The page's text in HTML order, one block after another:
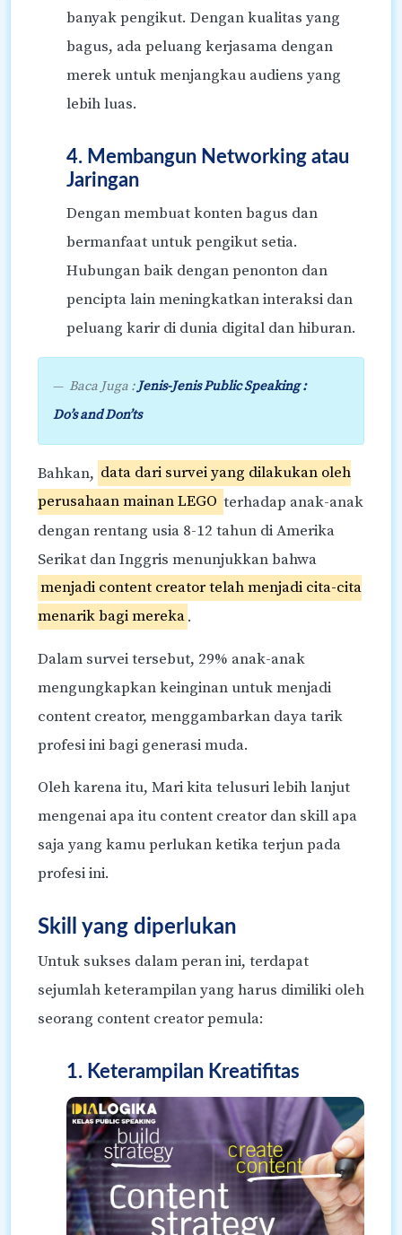
banyak pengikut. Dengan kualitas yang
bagus, ada peluang kerjasama dengan
merek untuk menjangkau audiens yang
lebih luas.
4. Membangun Networking atau
Jaringan
Dengan membuat konten bagus dan
bermanfaat untuk pengikut setia.
Hubungan baik dengan penonton dan
pencipta lain meningkatkan interaksi dan
peluang karir di dunia digital dan hiburan.
Baca Juga :Jenis-Jenis Public Speaking :
Do’s and Don’ts
Bahkan, data dari survei yang dilakukan oleh
perusahaan mainan LEGO terhadap anak-anak
dengan rentang usia 8-12 tahun di Amerika
Serikat dan Inggris menunjukkan bahwa
menjadi content creator telah menjadi cita-cita
menarik bagi mereka.
Dalam survei tersebut, 29% anak-anak
mengungkapkan keinginan untuk menjadi
content creator, menggambarkan daya tarik
profesi ini bagi generasi muda.
Oleh karena itu, Mari kita telusuri lebih lanjut
mengenai apa itu content creator dan skill apa
saja yang kamu perlukan ketika terjun pada
profesi ini.
Skill yang diperlukan
Untuk sukses dalam peran ini, terdapat
sejumlah keterampilan yang harus dimiliki oleh
seorang content creator pemula:
1. Keterampilan Kreatifitas